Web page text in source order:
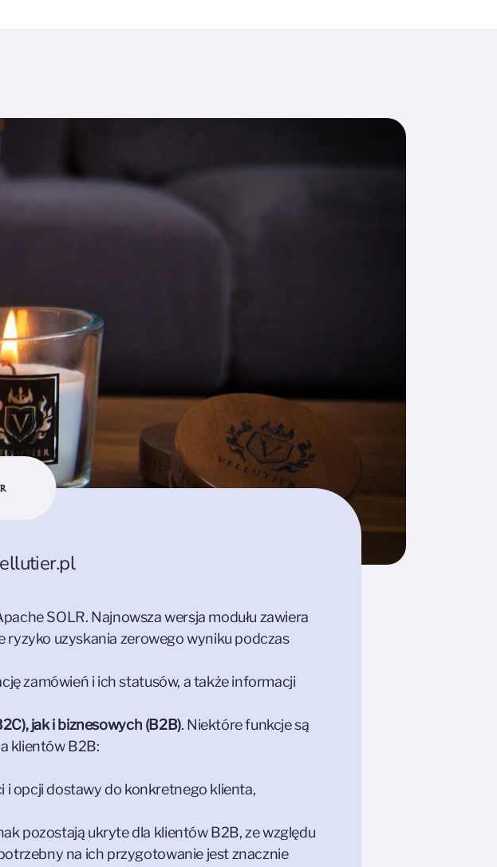
SOLR. Najnowsza wersja modułu zawiera
uzyskania zerowego wyniku podczas
zamówień i ich statusów, a także informacji
jak i biznesowych (B2B). Niektóre funkcje są
klientów B2B:
opcji dostawy do konkretnego klienta,
pozostają ukryte dla klientów B2B, ze względu
na ich przygotowanie jest znacznie